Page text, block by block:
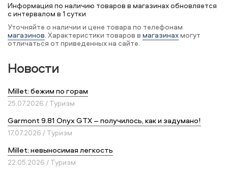
Информация по наличию товаров в магазинах обновляется
с интервалом в 1 сутки
Уточняйте о наличии и цене товара по телефонам
магазинов. Характеристики товаров в магазинахмогут
отличаться от приведенных на сайте.
Новости
Millet: бежим по горам
25.07.2026 / Туризм
Garmont 9.81 Onyx GTX – получилось, как и задумано!
17.07.2026 / Туризм
Millet: невыносимая легкость
22.05.2026 / Туризм